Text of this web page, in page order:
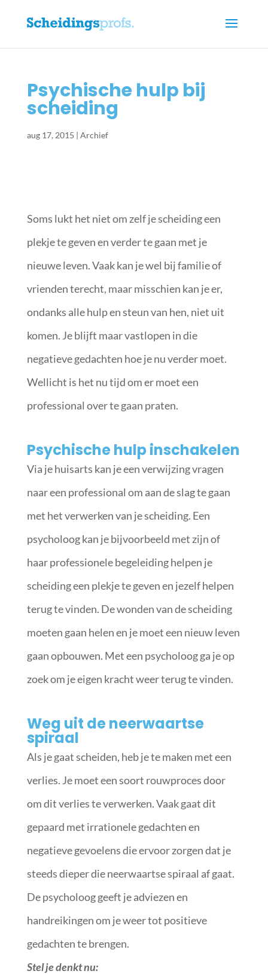
Psychische hulp bij
scheiding
aug 17, 2015 | Archief
Soms lukt het niet om zelf je scheiding een
plekje te geven en verder te gaan met je
nieuwe leven. Vaak kan je wel bij familie of
vrienden terecht, maar misschien kan je er,
ondanks alle hulp en steun van hen, niet uit
komen. Je blijft maar vastlopen in die
negatieve gedachten hoe je nu verder moet.
Wellicht is het nu tijd om er moet een
professional over te gaan praten.
Psychische hulp inschakelen
Via je huisarts kan je een verwijzing vragen
naar een professional om aan de slag te gaan
met het verwerken van je scheiding. Een
psycholoog kan je bijvoorbeeld met zijn of
haar professionele begeleiding helpen je
scheiding een plekje te geven en jezelf helpen
terug te vinden. De wonden van de scheiding
moeten gaan helen en je moet een nieuw leven
gaan opbouwen. Met een psycholoog ga je op
zoek om je eigen kracht weer terug te vinden.
Weg uit de neerwaartse
spiraal
Als je gaat scheiden, heb je te maken met een
verlies. Je moet een soort rouwproces door
om dit verlies te verwerken. Vaak gaat dit
gepaard met irrationele gedachten en
negatieve gevoelens die ervoor zorgen dat je
steeds dieper die neerwaartse spiraal af gaat.
De psycholoog geeft je adviezen en
handreikingen om je weer tot positieve
gedachten te brengen.
Stel je denkt nu: